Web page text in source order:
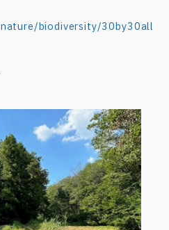
biodiversity/30by30all